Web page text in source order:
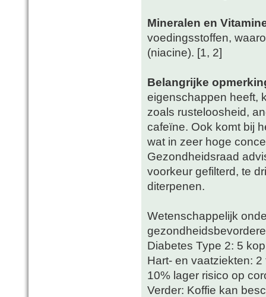
Mineralen en
voedingsstoffen,
(niacine). [1, 2]
Belangrijke
eigenschappen heeft,
zoals rusteloosheid,
cafeïne. Ook komt bij
wat in zeer hoge
Gezondheidsraad
voorkeur gefilterd, te
diterpenen.
Wetenschappelijk
Diabetes Type 2: 5
Hart- en vaatziekten:
10% lager risico op
Verder: Koffie kan